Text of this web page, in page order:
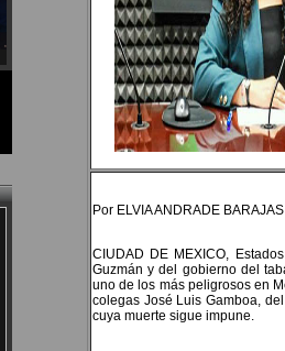
Por ELVIA ANDRADE BARAJAS
CIUDAD DE MEXICO,
Guzmán y del gobierno del
uno de los más peligrosos en
colegas José Luis Gamboa,
cuya muerte sigue impune.